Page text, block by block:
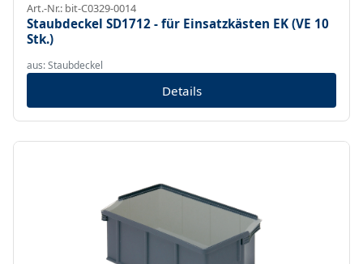
Art.-Nr.: bit-C0329-0014
Staubdeckel SD1712 - für Einsatzkästen EK (VE 10
Stk.)
aus: Staubdeckel
Details